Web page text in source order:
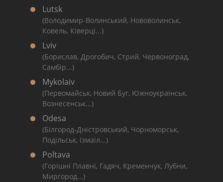
Lutsk
(Володимир-Волинський, Нововолинськ,
Ковель, Ківерці...)
Lviv
(Борислав, Дрогобич, Стрий, Червоноград,
Самбір...)
Mykolaiv
(Первомайськ, Новий Буг, Южноукраїнськ,
Вознесенськ...)
Odesa
(Білгород-Дністровський, Чорноморськ,
Подільськ, Ізмаїл...)
Poltava
(Горішні Плавні, Гадяч, Кременчук, Лубни,
Миргород...)